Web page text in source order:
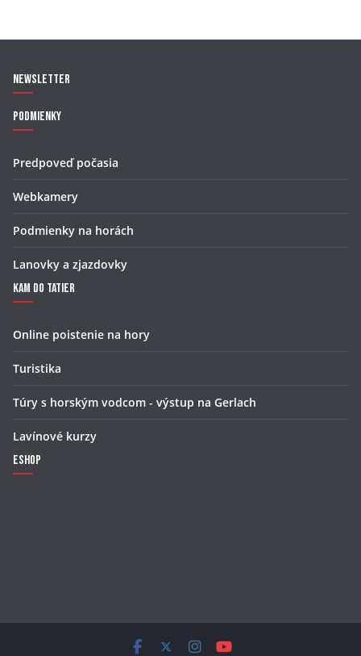
Newsletter
Podmienky
Predpoveď počasia
Webkamery
Podmienky na horách
Lanovky a zjazdovky
Kam do Tatier
Online poistenie na hory
Turistika
Túry s horským vodcom - výstup na Gerlach
Lavínové kurzy
Eshop